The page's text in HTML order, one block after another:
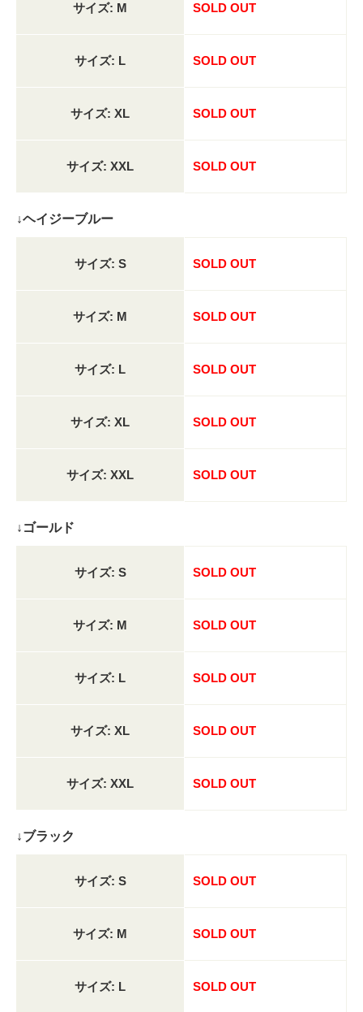
サイズ: M SOLD OUT
サイズ: L SOLD OUT
サイズ: XL SOLD OUT
サイズ: XXL SOLD OUT
↓ヘイジーブルー
サイズ: S SOLD OUT
サイズ: M SOLD OUT
サイズ: L SOLD OUT
サイズ: XL SOLD OUT
サイズ: XXL SOLD OUT
↓ゴールド
サイズ: S SOLD OUT
サイズ: M SOLD OUT
サイズ: L SOLD OUT
サイズ: XL SOLD OUT
サイズ: XXL SOLD OUT
↓ブラック
サイズ: S SOLD OUT
サイズ: M SOLD OUT
サイズ: L SOLD OUT